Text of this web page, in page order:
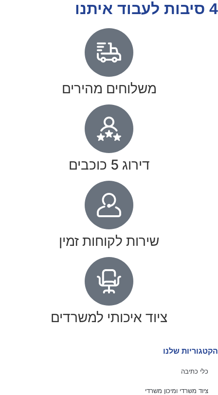
4 סיבות לעבוד איתנו
משלוחים מהירים
דירוג 5 כוכבים
שירות לקוחות זמין
ציוד איכותי למשרדים
הקטגוריות שלנו
כלי כתיבה
ציוד משרדי ומיכון משרדי